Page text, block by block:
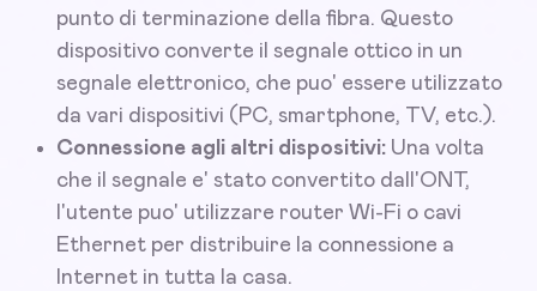
punto di terminazione della fibra. Questo
dispositivo converte il segnale ottico in un
segnale elettronico, che puo' essere utilizzato
da vari dispositivi (PC, smartphone, TV, etc.).
Connessione agli altri dispositivi: Una volta
che il segnale e' stato convertito dall'ONT,
l'utente puo' utilizzare router Wi-Fi o cavi
Ethernet per distribuire la connessione a
Internet in tutta la casa.